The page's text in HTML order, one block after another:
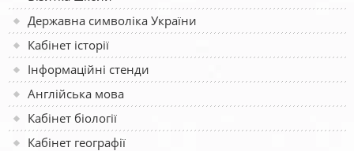
Державна символіка України
Кабінет історії
Інформаційні стенди
Англійська мова
Кабінет біології
Кабінет географії